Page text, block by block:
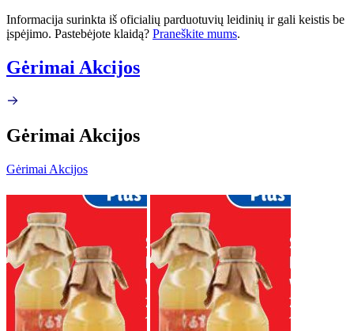
Informacija surinkta iš oficialių parduotuvių leidinių ir gali keistis be
įspėjimo. Pastebėjote klaidą? Praneškite mums.
Gėrimai Akcijos
Gėrimai Akcijos
Gėrimai Akcijos